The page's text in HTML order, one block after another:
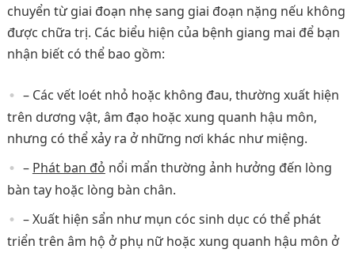
chuyển từ giai đoạn nhẹ sang giai đoạn nặng nếu không
được chữa trị. Các biểu hiện của bệnh giang mai để bạn
nhận biết có thể bao gồm:
– Các vết loét nhỏ hoặc không đau, thường xuất hiện
trên dương vật, âm đạo hoặc xung quanh hậu môn,
nhưng có thể xảy ra ở những nơi khác như miệng.
– Phát ban đỏ nổi mẩn thường ảnh hưởng đến lòng
bàn tay hoặc lòng bàn chân.
– Xuất hiện sẩn như mụn cóc sinh dục có thể phát
triển trên âm hộ ở phụ nữ hoặc xung quanh hậu môn ở